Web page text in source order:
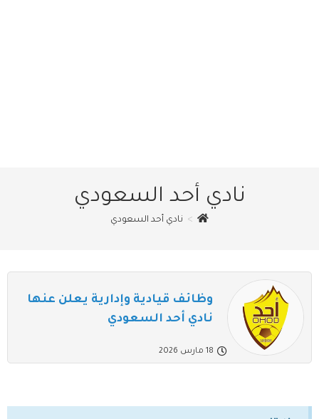
نادي أحد السعودي
> نادي أحد السعودي
وظائف قيادية وإدارية يعلن عنها
نادي أحد السعودي
18 مارس 2026